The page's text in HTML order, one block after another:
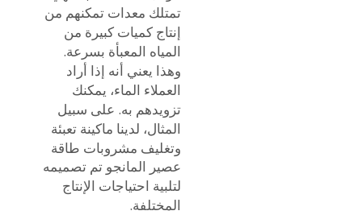
تمتلك معدات تمكنهم من
إنتاج كميات كبيرة من
المياه المعبأة بسرعة.
وهذا يعني أنه إذا أراد
العملاء الماء، يمكنك
تزويدهم به. على سبيل
المثال، لديناماكينة تعبئة
وتغليف مشروبات طاقة
عصير المانجوتم تصميمه
لتلبية احتياجات الإنتاج
المختلفة.